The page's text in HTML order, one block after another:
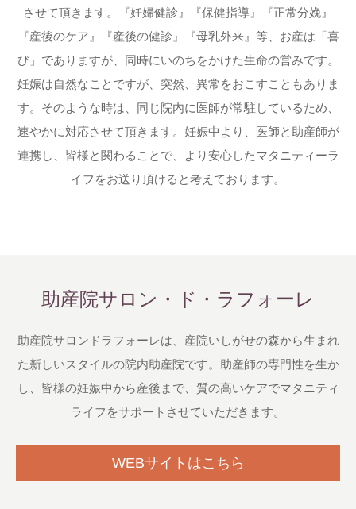
させて頂きます。『妊婦健診』『保健指導』『正常分娩』
『産後のケア』『産後の健診』『母乳外来』等、お産は「喜
び」でありますが、同時にいのちをかけた生命の営みです。
妊娠は自然なことですが、突然、異常をおこすこともありま
す。そのような時は、同じ院内に医師が常駐しているため、
速やかに対応させて頂きます。妊娠中より、医師と助産師が
連携し、皆様と関わることで、より安心したマタニティーラ
イフをお送り頂けると考えております。
助産院サロン・ド・ラフォーレ
助産院サロンドラフォーレは、産院いしがせの森から生まれ
た新しいスタイルの院内助産院です。助産師の専門性を生か
し、皆様の妊娠中から産後まで、質の高いケアでマタニティ
ライフをサポートさせていただきます。
WEBサイトはこちら